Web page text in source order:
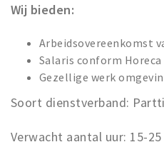
Wij bieden:
Arbeidsovereenkomst
Salaris conform Horeca
Gezellige werk
Soort dienstverband:
Verwacht aantal uur: 15-